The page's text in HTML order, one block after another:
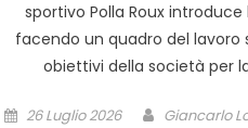
sportivo Polla Roux
facendo un quadro del lavoro
obiettivi della società per
26 Luglio 2026 Giancarlo